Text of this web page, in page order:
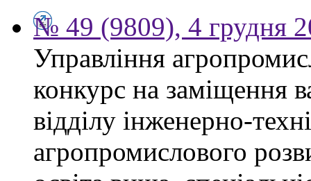
№ 49 (9809), 4 грудня
Управління
конкурс на заміщення
відділу інженерно-
агропромислового